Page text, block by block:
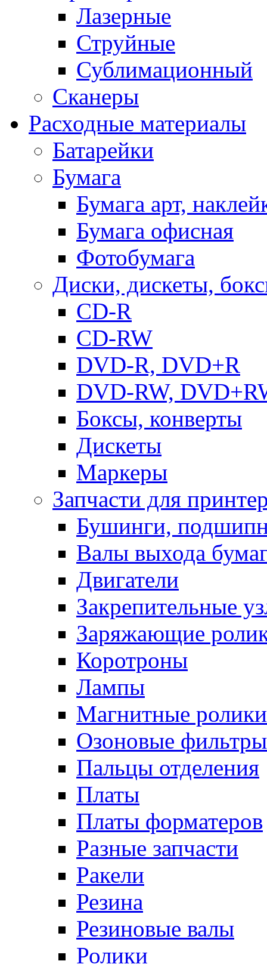
Лазерные
Струйные
Сублимационный
Сканеры
Расходные материалы
Батарейки
Бумага
Бумага арт,
Бумага офисная
Фотобумага
Диски, дискеты,
CD-R
CD-RW
DVD-R, DVD+R
DVD-RW,
Боксы, конверты
Дискеты
Маркеры
Запчасти для
Бушинги,
Валы выхода
Двигатели
Закрепительные
Заряжающие
Коротроны
Лампы
Магнитные ролики
Озоновые фильтры
Пальцы отделения
Платы
Платы форматеров
Разные запчасти
Ракели
Резина
Резиновые валы
Ролики